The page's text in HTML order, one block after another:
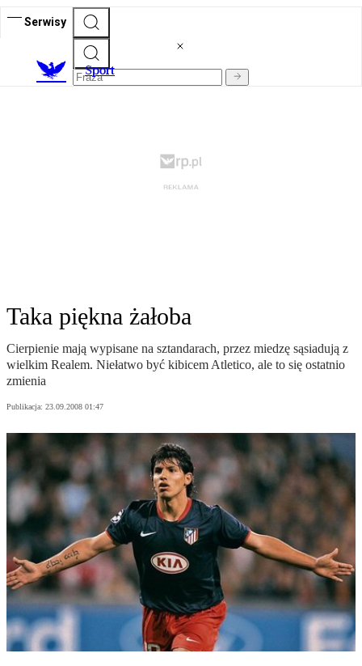
Serwisy
Sport
Taka piękna żałoba
Cierpienie mają wypisane na sztandarach, przez miedzę sąsiadują z
wielkim Realem. Niełatwo być kibicem Atletico, ale to się ostatnio
zmienia
Publikacja: 23.09.2008 01:47